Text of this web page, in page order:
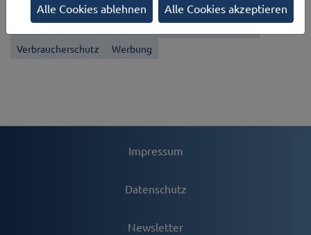
Mediennutzung durch Kinder
Privatsphäre
Profilbildung
Verbraucherschutz
Werbung
Impressum
Datenschutz
Newsletter
Alle Cookies ablehnen Alle Cookies akzeptieren